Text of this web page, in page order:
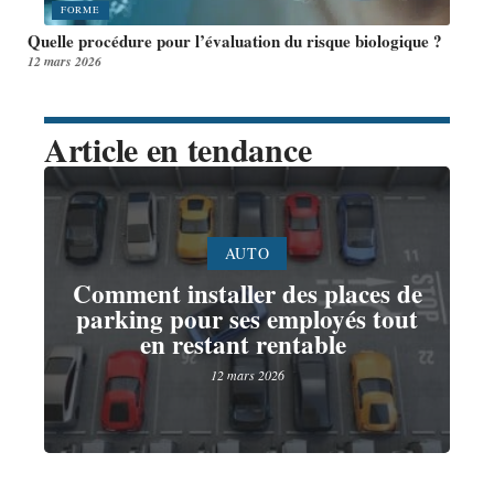
FORME
Quelle procédure pour l’évaluation du risque biologique ?
12 mars 2026
Article en tendance
AUTO
Comment installer des places de
parking pour ses employés tout
en restant rentable
12 mars 2026